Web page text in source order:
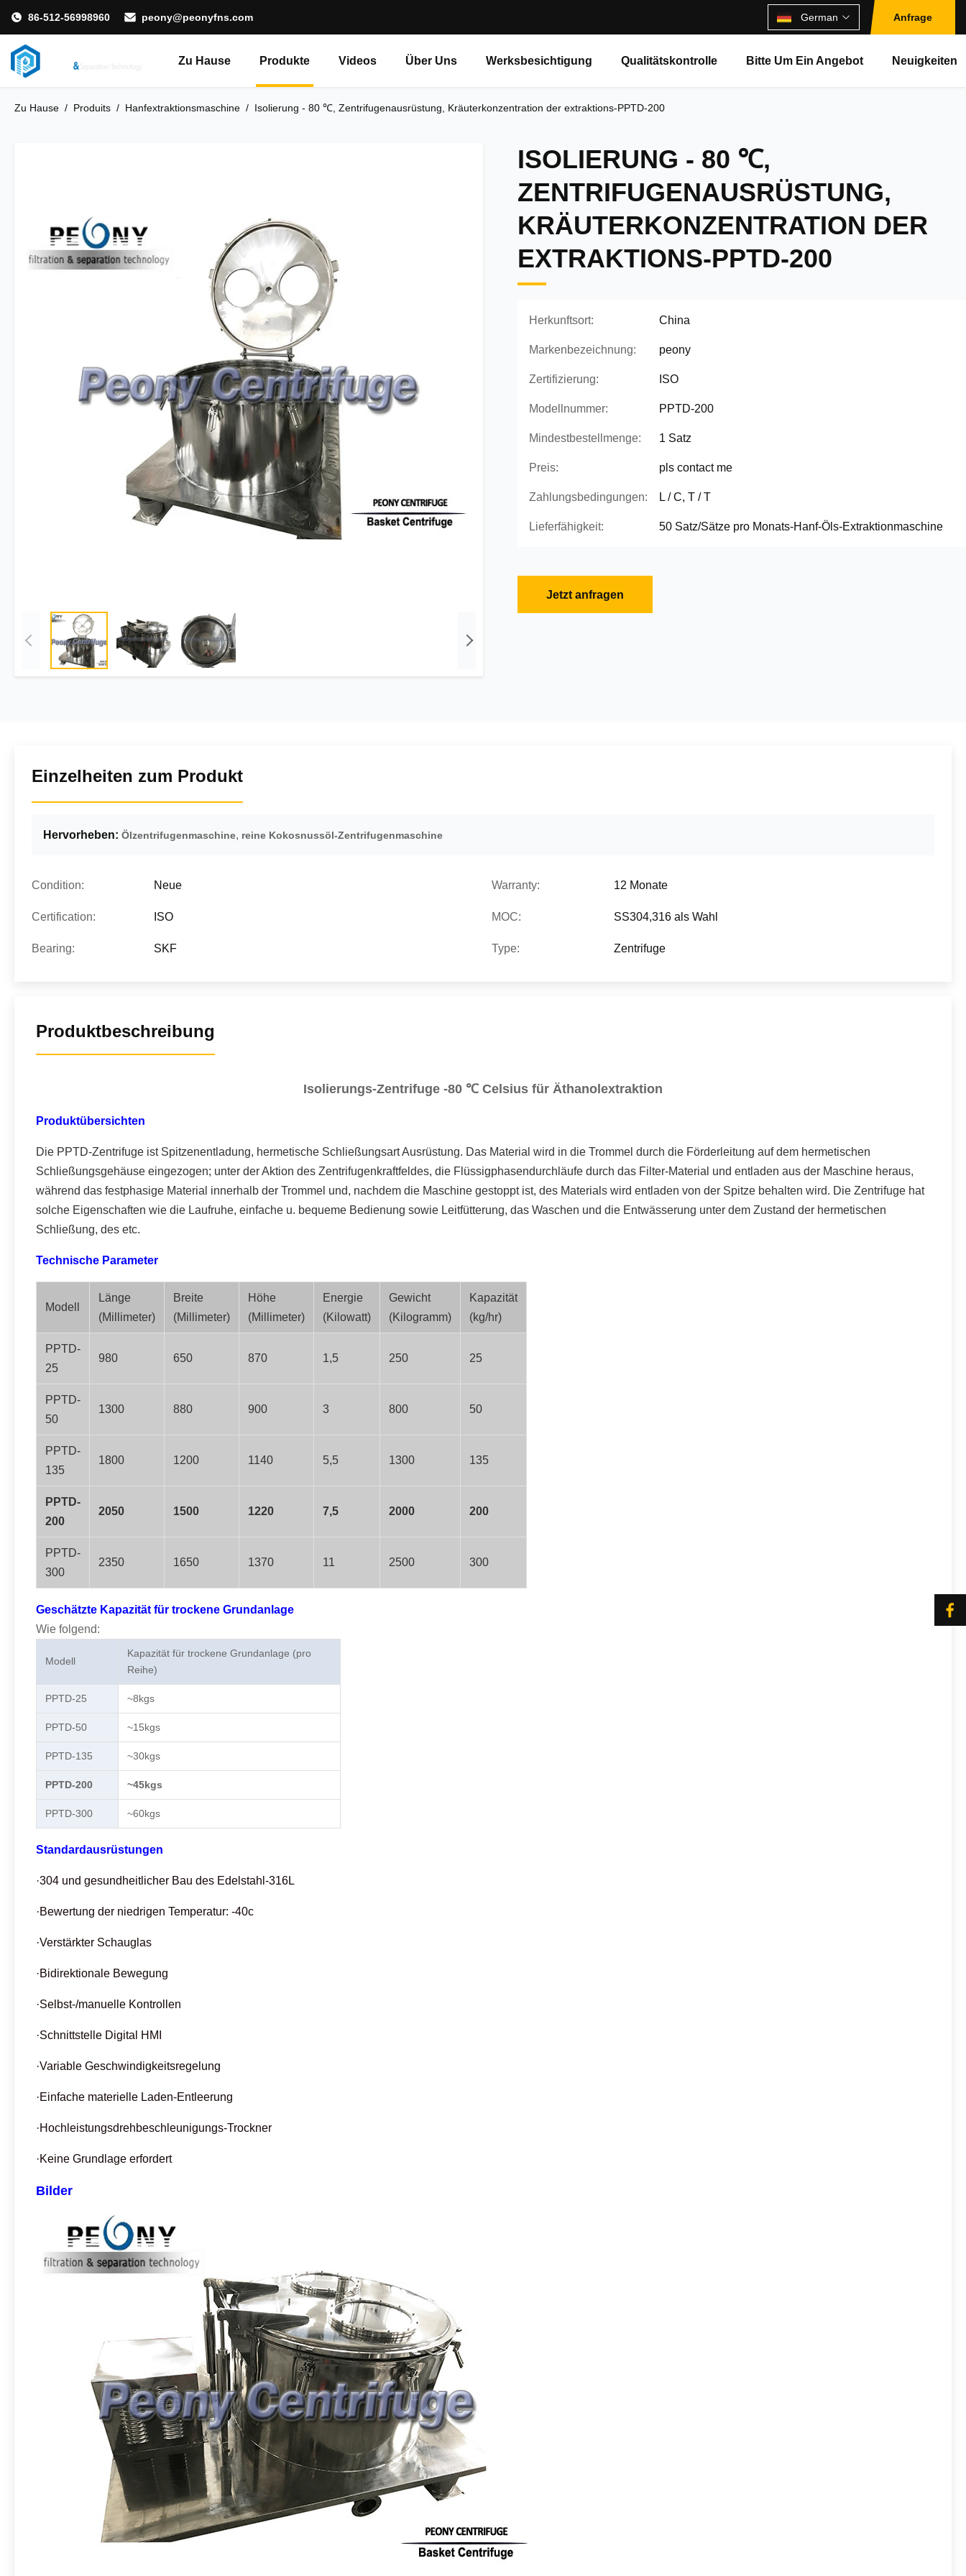
86-512-56998960 peony@peonyfns.com German Anfrage
Zu Hause Produkte Videos Über Uns Werksbesichtigung Qualitätskontrolle Bitte Um Ein Angebot Neuigkeiten
Zu Hause / Produits / Hanfextraktionsmaschine / Isolierung - 80 ℃, Zentrifugenausrüstung, Kräuterkonzentration der extraktions-PPTD-200
ISOLIERUNG - 80 ℃,
ZENTRIFUGENAUSRÜSTUNG,
KRÄUTERKONZENTRATION DER
EXTRAKTIONS-PPTD-200
Herkunftsort: China
Markenbezeichnung: peony
Zertifizierung: ISO
Modellnummer: PPTD-200
Mindestbestellmenge: 1 Satz
Preis: pls contact me
Zahlungsbedingungen: L / C, T / T
Lieferfähigkeit: 50 Satz/Sätze pro Monats-Hanf-Öls-Extraktionmaschine
Jetzt anfragen
Einzelheiten zum Produkt
Hervorheben: Ölzentrifugenmaschine, reine Kokosnussöl-Zentrifugenmaschine
Condition: Neue Warranty: 12 Monate
Certification: ISO MOC: SS304,316 als Wahl
Bearing: SKF Type: Zentrifuge
Produktbeschreibung
Isolierungs-Zentrifuge -80 ℃ Celsius für Äthanolextraktion
Produktübersichten
Die PPTD-Zentrifuge ist Spitzenentladung, hermetische Schließungsart Ausrüstung. Das Material wird in die Trommel durch die Förderleitung auf dem hermetischen
Schließungsgehäuse eingezogen; unter der Aktion des Zentrifugenkraftfeldes, die Flüssigphasendurchläufe durch das Filter-Material und entladen aus der Maschine heraus,
während das festphasige Material innerhalb der Trommel und, nachdem die Maschine gestoppt ist, des Materials wird entladen von der Spitze behalten wird. Die Zentrifuge hat
solche Eigenschaften wie die Laufruhe, einfache u. bequeme Bedienung sowie Leitfütterung, das Waschen und die Entwässerung unter dem Zustand der hermetischen
Schließung, des etc.
Technische Parameter
Modell
Länge
(Millimeter)
Breite
(Millimeter)
Höhe
(Millimeter)
Energie
(Kilowatt)
Gewicht
(Kilogramm)
Kapazität
(kg/hr)
PPTD-
25
980 650 870 1,5 250 25
PPTD-
50
1300 880 900 3 800 50
PPTD-
135
1800 1200 1140 5,5 1300 135
PPTD-
200
2050 1500 1220 7,5 2000 200
PPTD-
300
2350 1650 1370 11 2500 300
Geschätzte Kapazität für trockene Grundanlage
Wie folgend:
Modell
Kapazität für trockene Grundanlage (pro
Reihe)
PPTD-25 ~8kgs
PPTD-50 ~15kgs
PPTD-135 ~30kgs
PPTD-200 ~45kgs
PPTD-300 ~60kgs
Standardausrüstungen
·304 und gesundheitlicher Bau des Edelstahl-316L
·Bewertung der niedrigen Temperatur: -40c
·Verstärkter Schauglas
·Bidirektionale Bewegung
·Selbst-/manuelle Kontrollen
·Schnittstelle Digital HMI
·Variable Geschwindigkeitsregelung
·Einfache materielle Laden-Entleerung
·Hochleistungsdrehbeschleunigungs-Trockner
·Keine Grundlage erfordert
Bilder